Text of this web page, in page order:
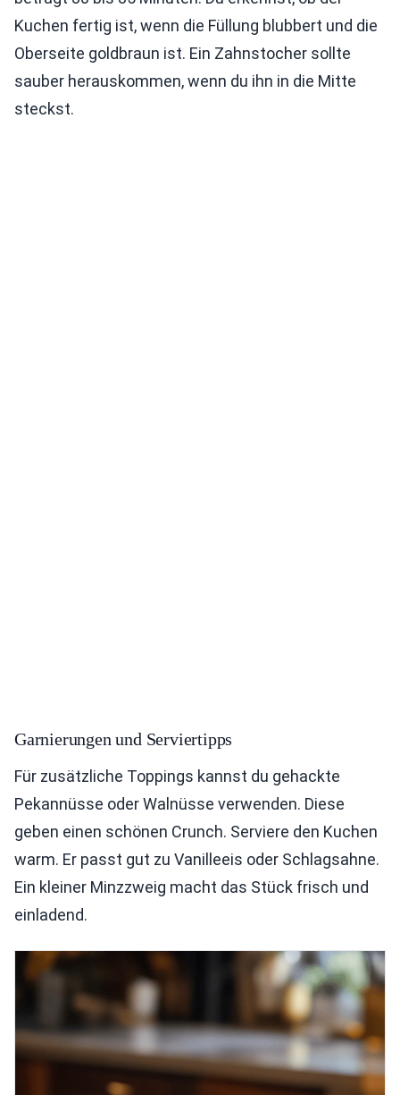
Kuchen fertig ist, wenn die Füllung blubbert und die
Oberseite goldbraun ist. Ein Zahnstocher sollte
sauber herauskommen, wenn du ihn in die Mitte
steckst.
Garnierungen und Serviertipps
Für zusätzliche Toppings kannst du gehackte
Pekannüsse oder Walnüsse verwenden. Diese
geben einen schönen Crunch. Serviere den Kuchen
warm. Er passt gut zu Vanilleeis oder Schlagsahne.
Ein kleiner Minzzweig macht das Stück frisch und
einladend.